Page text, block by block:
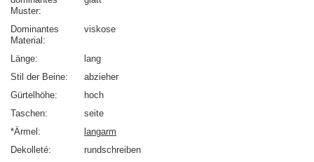
Muster
Dominantes
Material
viskose
Länge
lang
Stil der Beine
abzieher
Gürtelhöhe
hoch
Taschen
seite
*Ärmel
langarm
Dekolleté
rundschreiben